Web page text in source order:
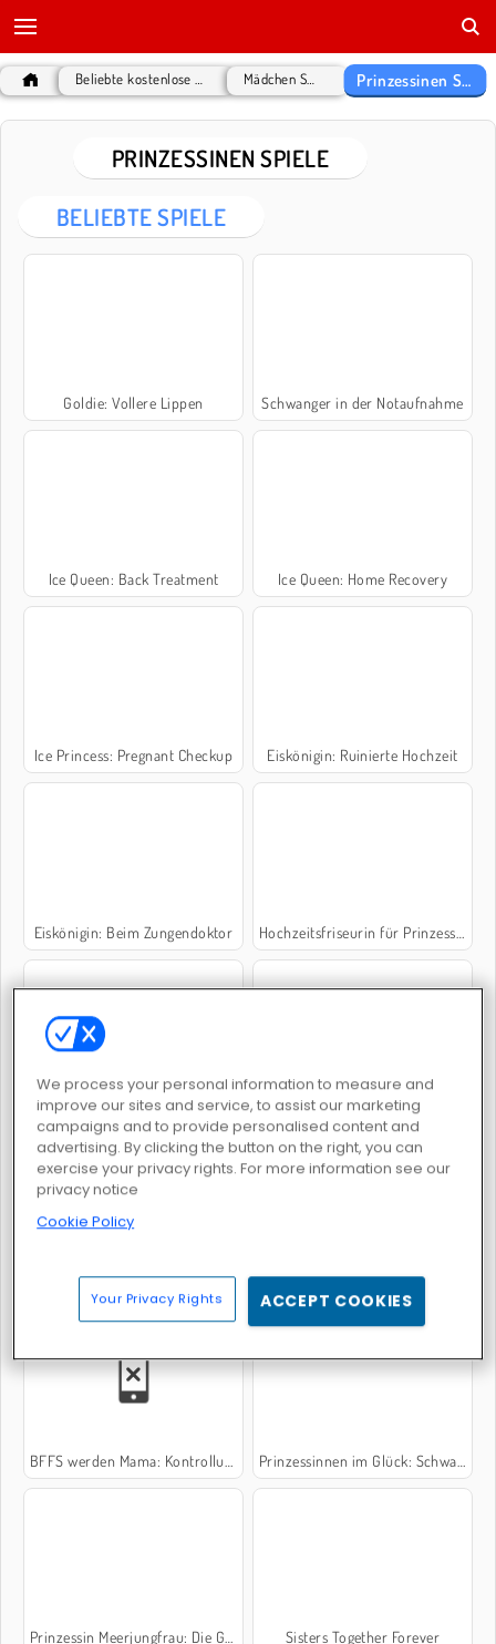
Prinzessinen Spiele
PRINZESSINEN SPIELE
BELIEBTE SPIELE
Goldie: Vollere Lippen Schwanger in der Notaufnahme
Ice Queen: Back Treatment Ice Queen: Home Recovery
Ice Princess: Pregnant Checkup Eiskönigin: Ruinierte Hochzeit
Eiskönigin: Beim Zungendoktor Hochzeitsfriseurin für Prinzessinnen
Die schläfrige Prinzessin: Zwillinge! Prinzessin: Herbstgarderobe für Städter
Viel los beim Zahnarzt Eisprinzessin: Puppenhaus
BFFS werden Mama: Kontrolluntersuchung Prinzessinnen im Glück: Schwangere BFFs
Prinzessin Meerjungfrau: Die Geburt Sisters Together Forever
We process your personal information to measure and
improve our sites and service, to assist our marketing
campaigns and to provide personalised content and
advertising. By clicking the button on the right, you can
exercise your privacy rights. For more information see our
privacy notice
Cookie Policy
Your Privacy Rights ACCEPT COOKIES